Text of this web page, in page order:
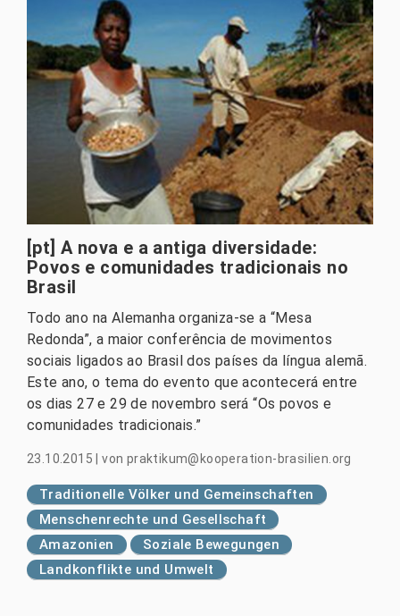
[pt] A nova e a antiga diversidade:
Povos e comunidades tradicionais no
Brasil
Todo ano na Alemanha organiza-se a “Mesa
Redonda”, a maior conferência de movimentos
sociais ligados ao Brasil dos países da língua alemã.
Este ano, o tema do evento que acontecerá entre
os dias 27 e 29 de novembro será “Os povos e
comunidades tradicionais.”
23.10.2015 |von praktikum@kooperation-brasilien.org
Traditionelle Völker und Gemeinschaften
Menschenrechte und Gesellschaft
Amazonien
Soziale Bewegungen
Landkonflikte und Umwelt